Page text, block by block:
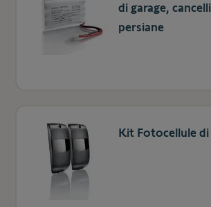
di garage,
persiane
Kit Fotocellule di